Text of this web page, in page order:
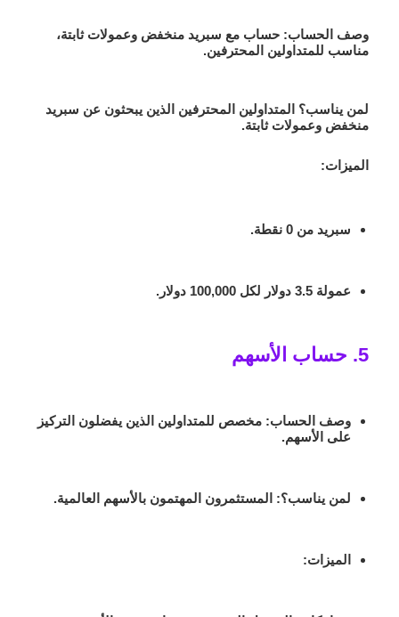
وصف الحساب:حساب مع سبريد منخفض وعمولات ثابتة،
مناسب للمتداولين المحترفين.
لمن يناسب؟ المتداولين المحترفين الذين يبحثون عن سبريد
منخفض وعمولات ثابتة.
الميزات:
سبريد من0 نقطة .
عمولة3.5 دولار لكل 100,000 دولار .
5. حساب الأسهم
وصف الحساب: مخصص للمتداولين الذين يفضلون التركيز
على الأسهم.
لمن يناسب؟: المستثمرون المهتمون بالأسهم العالمية.
الميزات: